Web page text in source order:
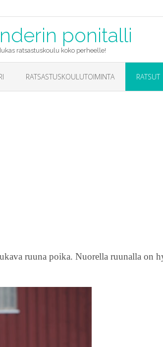
ponitalli
ratsastuskoulu koko perheelle!
RATSASTUSKOULUTOIMINTA RATSUT
ruuna poika. Nuorella ruunalla on